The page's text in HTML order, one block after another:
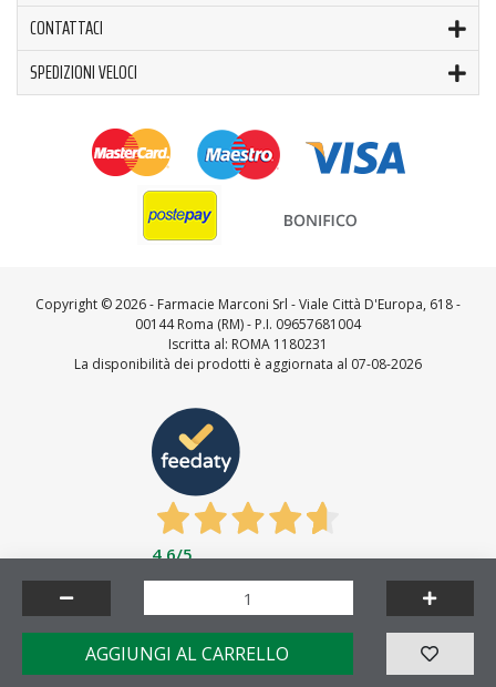
AGGIUNGI AL CARRELLO
CONTATTACI
SPEDIZIONI VELOCI
Copyright ©2026 - Farmacie Marconi Srl - Viale Città D'Europa, 618 -
00144 Roma (RM) - P.I. 09657681004
Iscritta al: ROMA 1180231
La disponibilità dei prodotti è aggiornata al 07-08-2026
4,6/5
Feedaty4.7/5-23716feedbacks
Made by